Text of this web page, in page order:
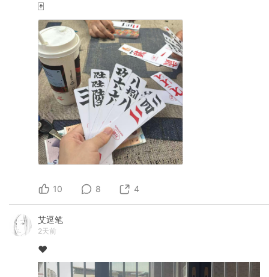
🃏
10 8 4
艾逗笔
2天前
❤️